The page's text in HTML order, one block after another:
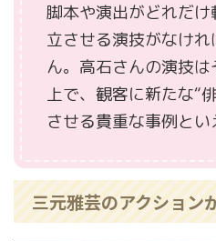
脚本や演出がどれだ
立させる演技がなけ
ん。高石さんの演技
上で、観客に新たな“
させる貴重な事例とい
三元雅芸のアクション